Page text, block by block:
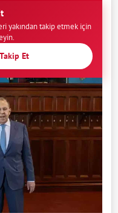
yakından takip etmek için
Et